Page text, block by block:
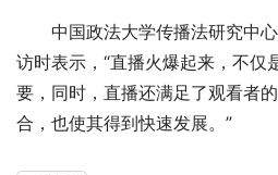
中国政法大学传播法研究中
访时表示，“直播火爆起来，不仅
要，同时，直播还满足了观看者
合，也使其得到快速发展。”